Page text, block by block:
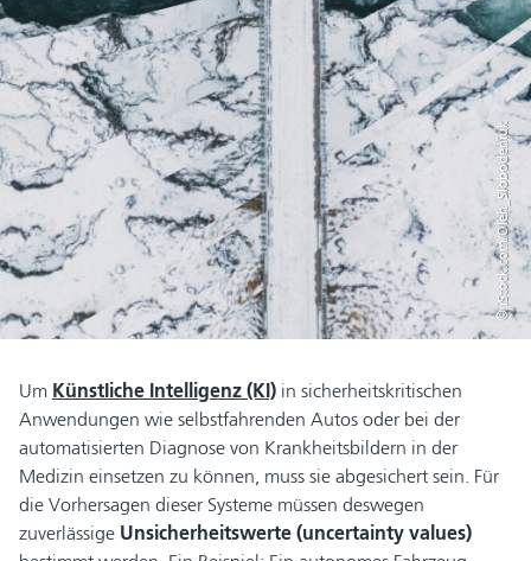
© iStock.com/Oleh_Slobodeniuk
Um KünstIiche Intelligenz (KI) in sicherheitskritischen
Anwendungen wie selbstfahrenden Autos oder bei der
automatisierten Diagnose von Krankheitsbildern in der
Medizin einsetzen zu können, muss sie abgesichert sein. Für
die Vorhersagen dieser Systeme müssen deswegen
zuverlässige Unsicherheitswerte (uncertainty values)